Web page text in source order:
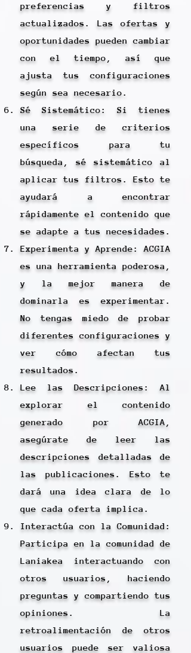
preferencias y filtros
actualizados. Las ofertas y
oportunidades pueden cambiar
con el tiempo, así que
ajusta tus configuraciones
según sea necesario.
Sé Sistemático: Si tienes
una serie de criterios
específicos para tu
búsqueda, sé sistemático al
aplicar tus filtros. Esto te
ayudará a encontrar
rápidamente el contenido que
se adapte a tus necesidades.
Experimenta y Aprende: ACGIA
es una herramienta poderosa,
y la mejor manera de
dominarla es experimentar.
No tengas miedo de probar
diferentes configuraciones y
ver cómo afectan tus
resultados.
Lee las Descripciones: Al
explorar el contenido
generado por ACGIA,
asegúrate de leer las
descripciones detalladas de
las publicaciones. Esto te
dará una idea clara de lo
que cada oferta implica.
Interactúa con la Comunidad:
Participa en la comunidad de
Laniakea interactuando con
otros usuarios, haciendo
preguntas y compartiendo tus
opiniones. La
retroalimentación de otros
usuarios puede ser valiosa